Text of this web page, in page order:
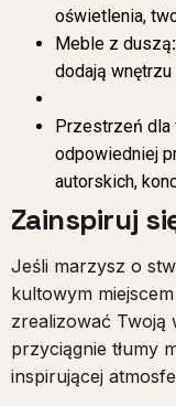
oświetlenia,
Meble z duszą:
dodają
Przestrzeń dla
odpowiedniej
autorskich,
Zainspiruj
Jeśli marzysz o
kultowym
zrealizować
przyciągnie tłumy
inspirującej